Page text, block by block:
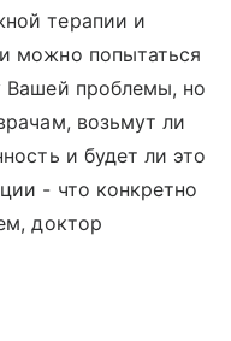
терапии и
можно попытаться
Вашей проблемы, но
возьмут ли
и будет ли это
- что конкретно
доктор